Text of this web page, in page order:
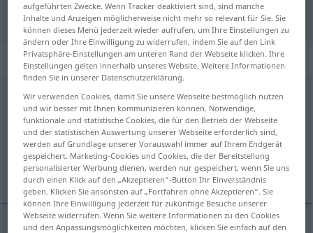
"desto" Polnisch Übersetzung
„desto“
desto <konj>
Übersicht aller Übersetzungen
(Für mehr Details die Übersetzung anklicken/antippen)
tym
aufgeführten Zwecke. Wenn Tracker deaktiviert sind, sind manche
Inhalte und Anzeigen möglicherweise nicht mehr so relevant für Sie. Sie
können dieses Menü jederzeit wieder aufrufen, um Ihre Einstellungen zu
ändern oder Ihre Einwilligung zu widerrufen, indem Sie auf den Link
Privatsphäre-Einstellungen am unteren Rand der Webseite klicken. Ihre
Einstellungen gelten innerhalb unseres Website. Weitere Informationen
finden Sie in unserer Datenschutzerklärung.
Wir verwenden Cookies, damit Sie unsere Webseite bestmöglich nutzen
und wir besser mit Ihnen kommunizieren können. Notwendige,
funktionale und statistische Cookies, die für den Betrieb der Webseite
und der statistischen Auswertung unserer Webseite erforderlich sind,
werden auf Grundlage unserer Vorauswahl immer auf Ihrem Endgerät
gespeichert. Marketing-Cookies und Cookies, die der Bereitstellung
personalisierter Werbung dienen, werden nur gespeichert, wenn Sie uns
durch einen Klick auf den „Akzeptieren“-Button Ihr Einverständnis
geben. Klicken Sie ansonsten auf „Fortfahren ohne Akzeptieren“. Sie
können Ihre Einwilligung jederzeit für zukünftige Besuche unserer
Webseite widerrufen. Wenn Sie weitere Informationen zu den Cookies
und den Anpassungsmöglichkeiten möchten, klicken Sie einfach auf den